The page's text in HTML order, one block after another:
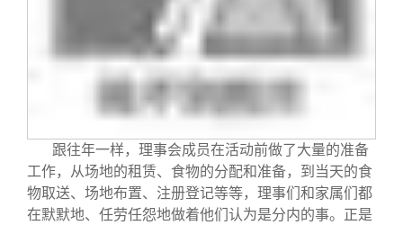
校友视界
理事会名单
跟往年一样，理事会成员在活动前做了大量的准备
工作，从场地的租赁、食物的分配和准备，到当天的食
物取送、场地布置、注册登记等等，理事们和家属们都
在默默地、任劳任怨地做着他们认为是分内的事。正是